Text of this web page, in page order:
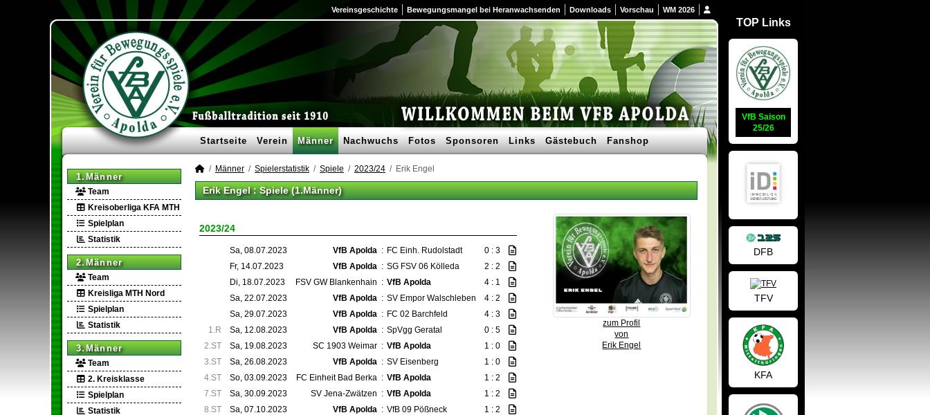
Vereinsgeschichte Bewegungsmangel bei Heranwachsenden Downloads Vorschau WM 2026
Startseite Verein Männer Nachwuchs Fotos Sponsoren Links Gästebuch Fanshop
1.Männer
Team
Kreisoberliga KFA MTH
Spielplan
Statistik
2.Männer
Team
Kreisliga MTH Nord
Spielplan
Statistik
3.Männer
Team
2. Kreisklasse
Spielplan
Statistik
Männer Spielerstatistik Spiele 2023/24 Erik Engel
Erik Engel : Spiele (1.Männer)
zum Profil
von
Erik Engel
2023/24
Sa, 08.07.2023 VfB Apolda : FC Einh. Rudolstadt
0 : 3
Fr, 14.07.2023
VfB Apolda : SG FSV 06 Kölleda
2 : 2
Di, 18.07.2023
FSV GW Blankenhain : VfB Apolda
4 : 1
Sa, 22.07.2023
VfB Apolda : SV Empor Walschleben
4 : 2
Sa, 29.07.2023
VfB Apolda : FC 02 Barchfeld
4 : 3
1.R
Sa, 12.08.2023 VfB Apolda : SpVgg Geratal
0 : 5
2.ST
Sa, 19.08.2023 SC 1903 Weimar : VfB Apolda
1 : 0
3.ST
Sa, 26.08.2023 VfB Apolda : SV Eisenberg
1 : 0
4.ST
So, 03.09.2023 FC Einheit Bad Berka : VfB Apolda
1 : 2
7.ST
Sa, 30.09.2023 SV Jena-Zwätzen : VfB Apolda
1 : 2
8.ST
Sa, 07.10.2023 VfB Apolda : VfB 09 Pößneck
1 : 2
TOP Links
VfB Saison
25/26
DFB
TFV
KFA